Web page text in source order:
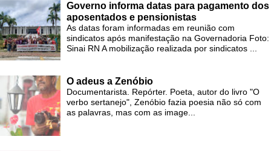
Governo informa datas para pagamento dos
aposentados e pensionistas
As datas foram informadas em reunião com
sindicatos após manifestação na Governadoria Foto:
Sinai RN A mobilização realizada por sindicatos ...
O adeus a Zenóbio
Documentarista. Repórter. Poeta, autor do livro "O
verbo sertanejo", Zenóbio fazia poesia não só com
as palavras, mas com as image...